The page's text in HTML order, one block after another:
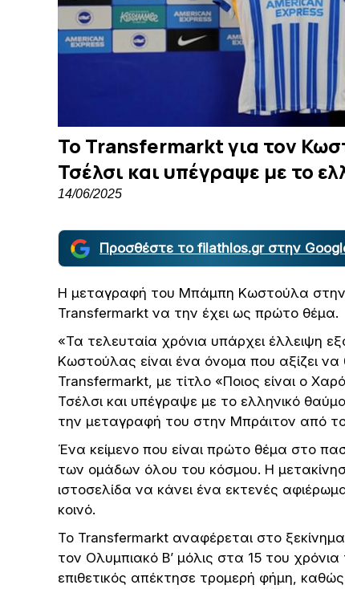
Το Transfermarkt για τον
Τσέλσι και υπέγραψε με το
14/06/2025
Προσθέστε το filathlos.gr στην
Η μεταγραφή του Μπάμπη Κωστούλα στην
Transfermarkt να την έχει ως πρώτο θέμα.
«Τα τελευταία χρόνια υπάρχει έλλειψη
Κωστούλας είναι ένα όνομα που αξίζει
Transfermarkt, με τίτλο «Ποιος είναι ο
Τσέλσι και υπέγραψε με το ελληνικό
την μεταγραφή του στην Μπράιτον από
Ένα κείμενο που είναι πρώτο θέμα στο
των ομάδων όλου του κόσμου. Η
ιστοσελίδα να κάνει ένα εκτενές
κοινό.
Το Transfermarkt αναφέρεται στο
τον Ολυμπιακό Β’ μόλις στα 15 του
επιθετικός απέκτησε τρομερή φήμη,